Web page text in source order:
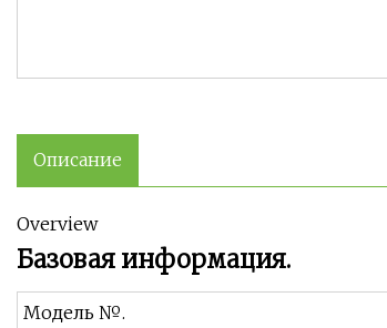
Описание
Overview
Базовая информация.
Модель №.